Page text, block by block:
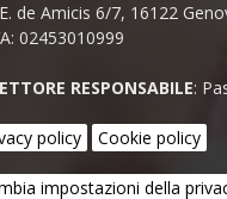
de Amicis 6/7, 16122
02453010999
RESPONSABILE:
policy Cookie policy
impostazioni della